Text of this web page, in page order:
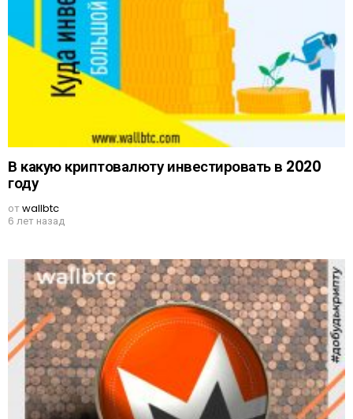
В какую криптовалюту инвестировать в 2020
году
отwallbtc
6 лет назад